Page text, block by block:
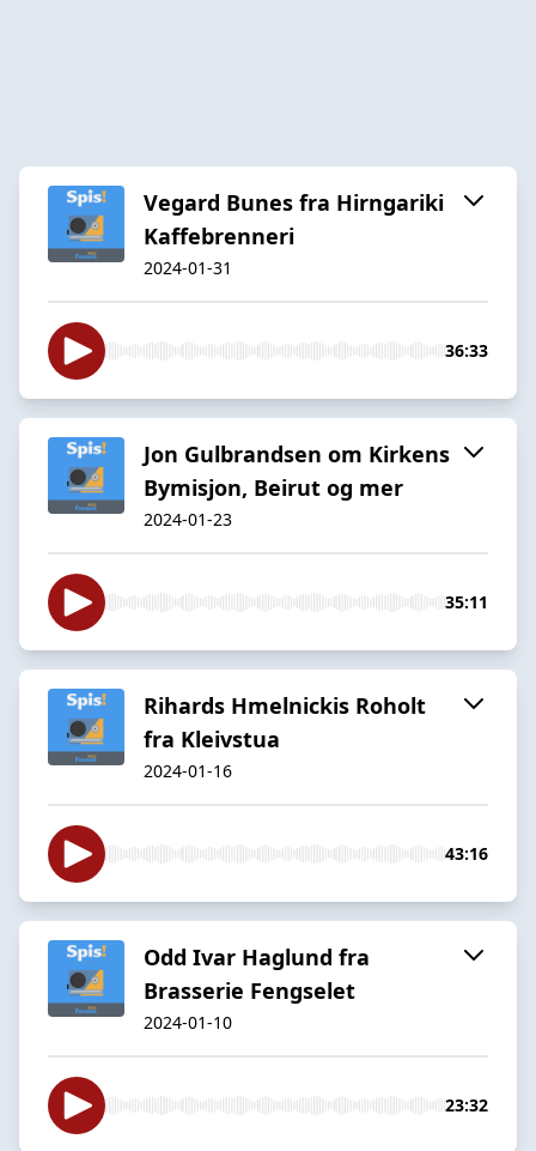
Vegard Bunes fra Hirngariki
Kaffebrenneri
2024-01-31
36:33
Jon Gulbrandsen om Kirkens
Bymisjon, Beirut og mer
2024-01-23
35:11
Rihards Hmelnickis Roholt
fra Kleivstua
2024-01-16
43:16
Odd Ivar Haglund fra
Brasserie Fengselet
2024-01-10
23:32